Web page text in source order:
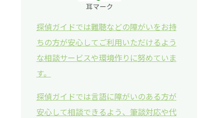
探偵ガイドでは難聴などの障がいをお持
ちの方が安心してご利用いただけるよう
な相談サービスや環境作りに努めていま
す。
探偵ガイドでは言語に障がいのある方が
安心して相談できるよう、筆談対応や代